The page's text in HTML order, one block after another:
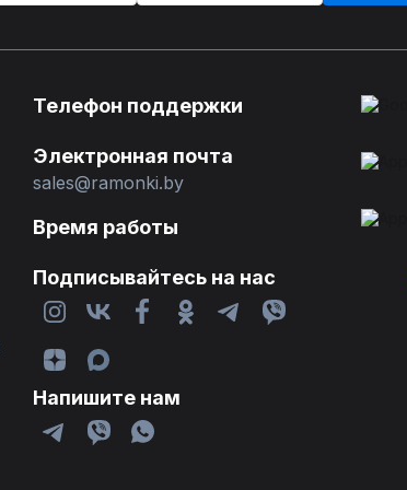
Телефон поддержки
Электронная почта
sales@ramonki.by
Время работы
Подписывайтесь на нас
Напишите нам